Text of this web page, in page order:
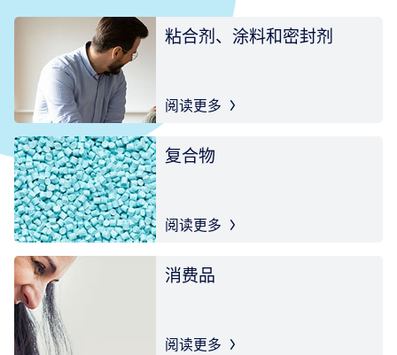
粘合剂、涂料和密封剂
阅读更多
复合物
阅读更多
消费品
阅读更多